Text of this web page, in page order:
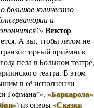
большое количество
и
Виктор
А вы, чтобы летом не
приёмник.
пела в Большом театре,
театра. В этом
в её исполнении
Гофмана”». «Баркарола»
) из оперы«Сказки